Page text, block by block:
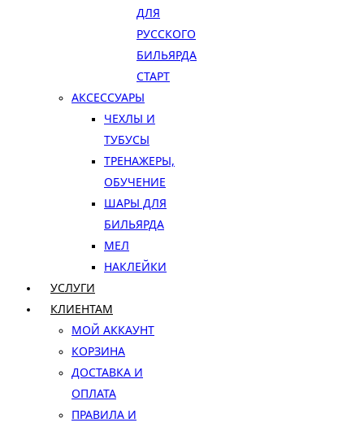
ДЛЯ
РУССКОГО
БИЛЬЯРДА
СТАРТ
АКСЕССУАРЫ
ЧЕХЛЫ И
ТУБУСЫ
ТРЕНАЖЕРЫ,
ОБУЧЕНИЕ
ШАРЫ ДЛЯ
БИЛЬЯРДА
МЕЛ
НАКЛЕЙКИ
УСЛУГИ
КЛИЕНТАМ
МОЙ АККАУНТ
КОРЗИНА
ДОСТАВКА И
ОПЛАТА
ПРАВИЛА И